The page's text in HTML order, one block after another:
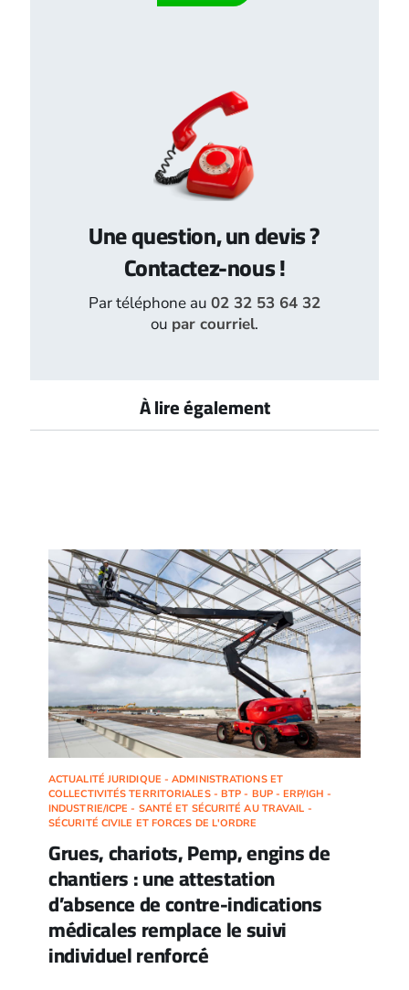
Une question, un devis ?
Contactez-nous !
Par téléphone au 02 32 53 64 32
ou par courriel.
À lire également
ACTUALITÉ JURIDIQUE - ADMINISTRATIONS ET
COLLECTIVITÉS TERRITORIALES - BTP - BUP - ERP/IGH -
INDUSTRIE/ICPE - SANTÉ ET SÉCURITÉ AU TRAVAIL -
SÉCURITÉ CIVILE ET FORCES DE L'ORDRE
Grues, chariots, Pemp, engins de
chantiers : une attestation
d’absence de contre-indications
médicales remplace le suivi
individuel renforcé